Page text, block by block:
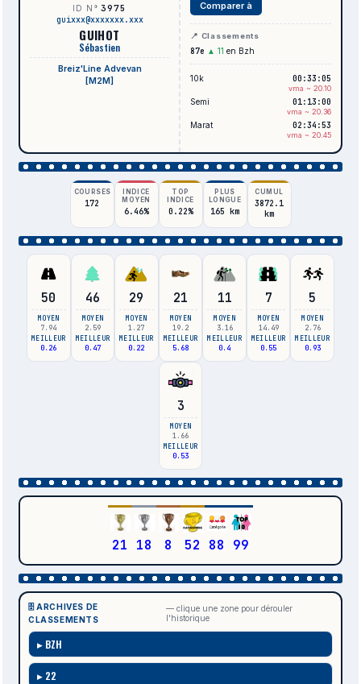
ID N°3975
guixxx@xxxxxxx.xxx
GUIHOT
Sébastien
Breiz'Line Advevan
[M2M]
Comparer à
📍 Classements
87e ▲ 11 en Bzh
10k 00:33:05
vma ~ 20.10
Semi 01:13:00
vma ~ 20.36
Marat 02:34:53
vma ~ 20.45
COURSES
172
INDICE
MOYEN
6.46%
TOP
INDICE
0.22%
PLUS
LONGUE
165 km
CUMUL
3872.1
km
50
MOYEN
7.94
MEILLEUR
0.26
46
MOYEN
2.59
MEILLEUR
0.47
29
MOYEN
1.27
MEILLEUR
0.22
21
MOYEN
19.2
MEILLEUR
5.68
11
MOYEN
3.16
MEILLEUR
0.4
7
MOYEN
14.49
MEILLEUR
0.55
5
MOYEN
2.76
MEILLEUR
0.93
3
MOYEN
1.66
MEILLEUR
0.53
21 18 8 52 88 99
🗄️ ARCHIVES DE
CLASSEMENTS
— clique une zone pour dérouler
l'historique
BZH
22